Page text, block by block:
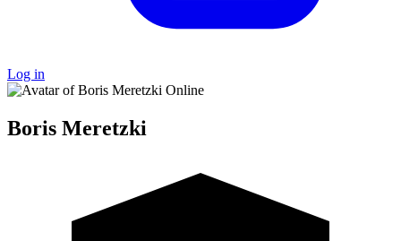
Log in
Online
Boris Meretzki